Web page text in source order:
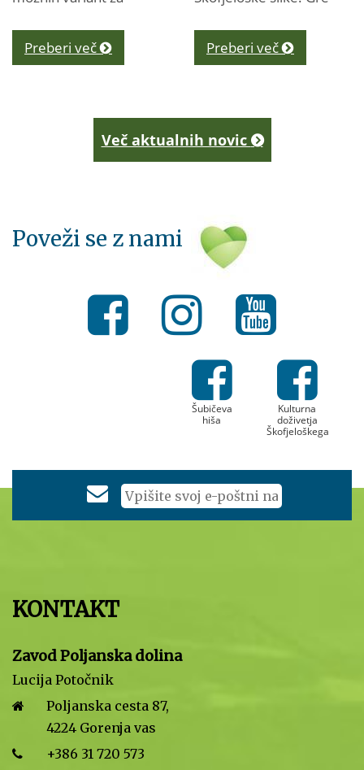
podzemne slemenske
utrdbe Rupnikove linije
na Golem vrhu. V
Preberi več
turističnim
ponudnikom ter
obiskovalcem in
Preberi več
Več aktualnih novic
Poveži se z nami
Kulturna
doživetja
Škofjeloškega
Šubičeva
hiša
KONTAKT
Zavod Poljanska dolina
Lucija Potočnik
Poljanska cesta 87,
4224 Gorenja vas
+386 31 720 573